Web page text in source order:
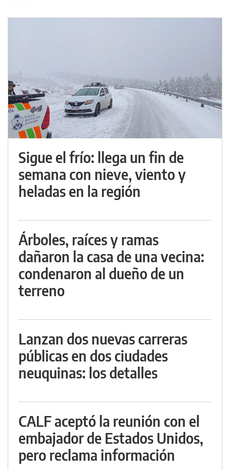
Sigue el frío: llega un fin de
semana con nieve, viento y
heladas en la región
Árboles, raíces y ramas
dañaron la casa de una vecina:
condenaron al dueño de un
terreno
Lanzan dos nuevas carreras
públicas en dos ciudades
neuquinas: los detalles
CALF aceptó la reunión con el
embajador de Estados Unidos,
pero reclama información